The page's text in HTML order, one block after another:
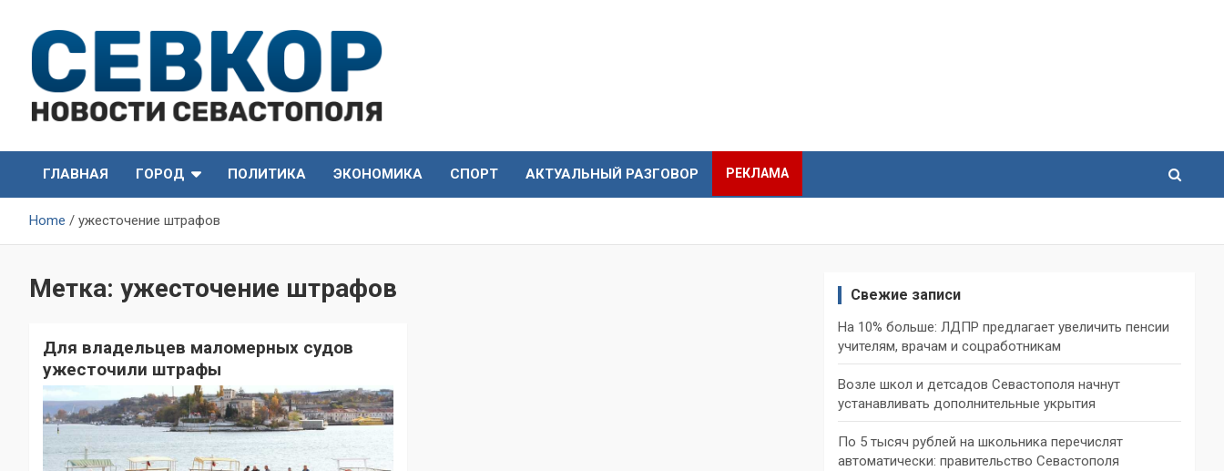
content
СевКор — Новости
Севастополя
Севастополя
ГЛАВНАЯ
ГОРОД ПОЛИТИКА ЭКОНОМИКА СПОРТ АКТУАЛЬНЫЙ РАЗГОВОР РЕКЛАМА
Home ужесточение штрафов
Метка: ужесточение штрафов
Для владельцев маломерных судов
ужесточили штрафы
Свежие записи
На 10% больше: ЛДПР предлагает увеличить пенсии
учителям, врачам и соцработникам
Возле школ и детсадов Севастополя начнут
устанавливать дополнительные укрытия
По 5 тысяч рублей на школьника перечислят
автоматически: правительство Севастополя